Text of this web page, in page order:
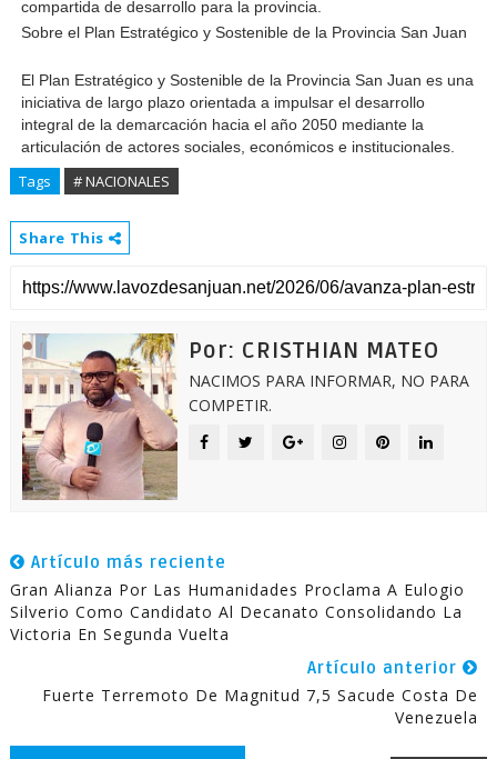
compartida de desarrollo para la provincia.
Sobre el Plan Estratégico y Sostenible de la Provincia San Juan
El Plan Estratégico y Sostenible de la Provincia San Juan es una
iniciativa de largo plazo orientada a impulsar el desarrollo
integral de la demarcación hacia el año 2050 mediante la
articulación de actores sociales, económicos e institucionales.
Tags # NACIONALES
Share This
Por: CRISTHIAN MATEO
NACIMOS PARA INFORMAR, NO PARA
COMPETIR.
Artículo más reciente
Gran Alianza Por Las Humanidades Proclama A Eulogio
Silverio Como Candidato Al Decanato Consolidando La
Victoria En Segunda Vuelta
Artículo anterior
Fuerte Terremoto De Magnitud 7,5 Sacude Costa De
Venezuela